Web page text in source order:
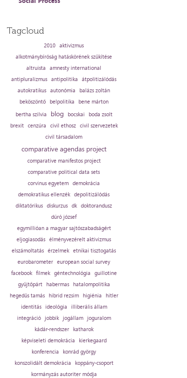
Tagcloud
2010 aktivizmus
alkotmánybíróság hatáskörének szűkítése
altruista
amnesty international
antipluralizmus antipolitika
átpolitizálódás
autokratikus autonómia
balázs zoltán
beköszöntő
belpolitika
bene márton
bertha szilvia
blog bocskai
boda zsolt
brexit cenzúra civil ethosz civil szervezetek
civil társadalom
comparative agendas project
comparative manifestos project
comparative political data sets
corvinus egyetem demokrácia
demokratikus ellenzék depolitizálódás
diktatórikus diskurzus dk doktorandusz
dúró józsef
egymillióan a magyar sajtószabadságért
eljogiasodás élményvezérelt aktivizmus
elszámoltatás érzelmek etnikai tisztogatás
eurobarometer european social survey
facebook filmek géntechnológia
guillotine
gyűjtőpárt
habermas
hatalompolitika
hegedűs tamás
hibrid rezsim higiénia
hitler
identitás
ideológia
illiberális állam
integráció
jobbik jogállam
joguralom
kádár-rendszer
katharok
képviseleti demokrácia
kierkegaard
konferencia
konrád györgy
konszolidált demokrácia
koppány-csoport
kormányzás autoriter módja